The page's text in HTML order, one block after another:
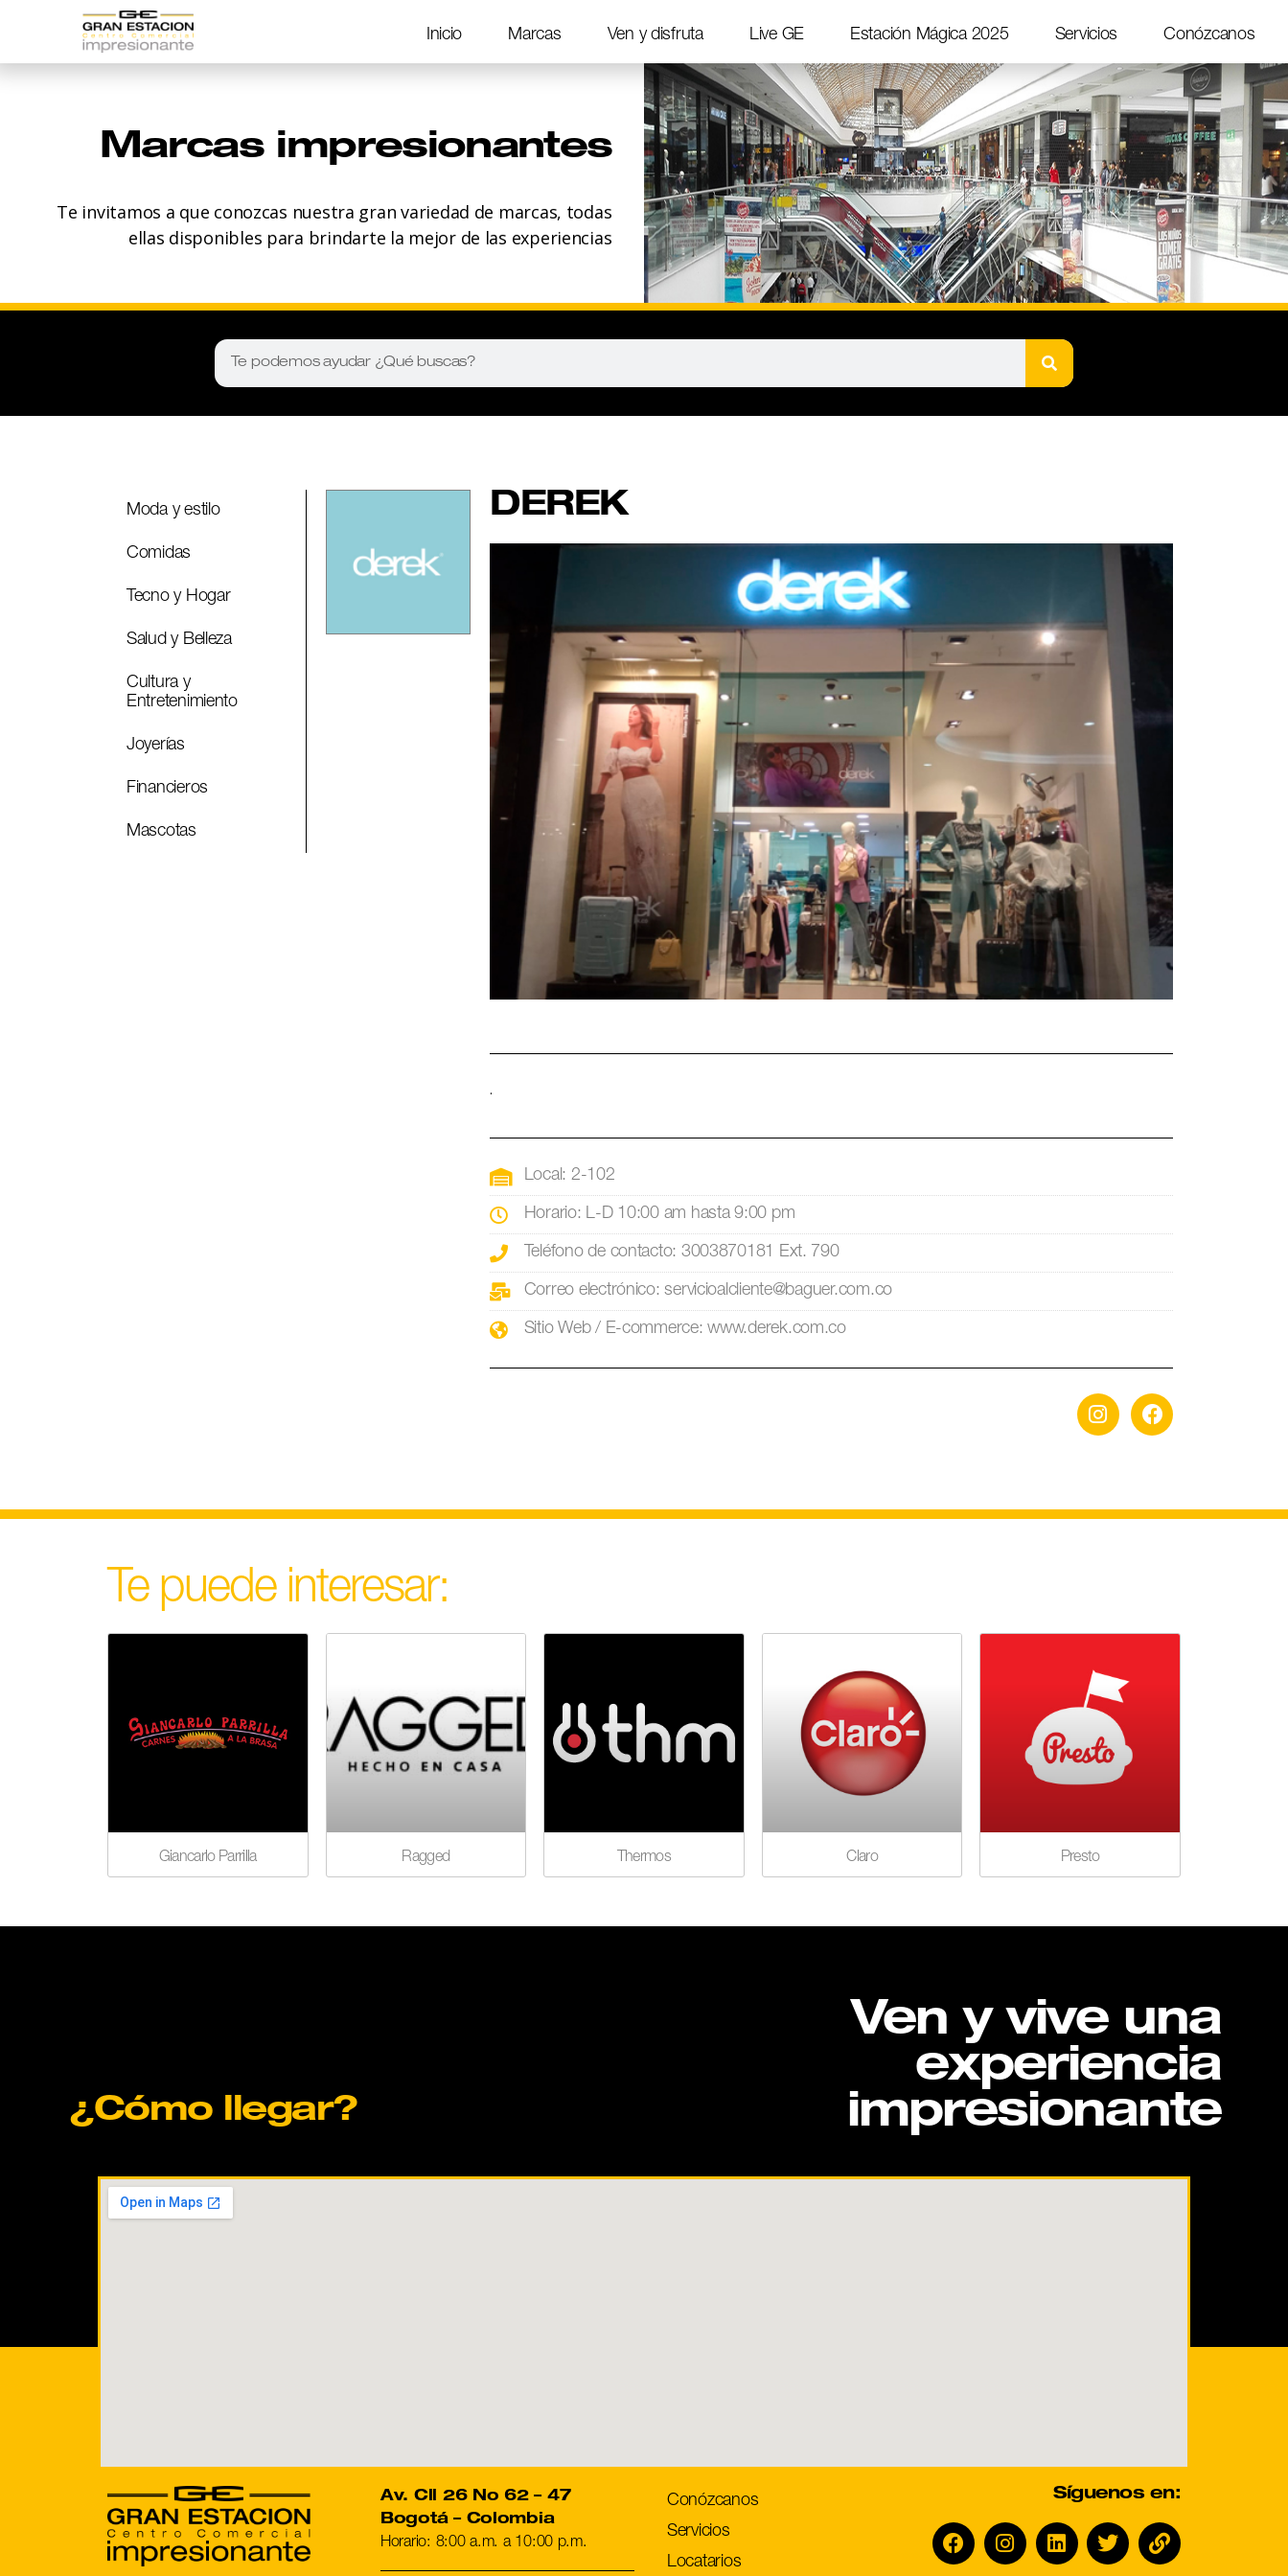
Inicio Marcas Ven y disfruta Live GE Estación Mágica 2025 Servicios Conózcanos
Marcas impresionantes
Te invitamos a que conozcas nuestra gran variedad de marcas, todas
ellas disponibles para brindarte la mejor de las experiencias
Moda y estilo
Comidas
Tecno y Hogar
Salud y Belleza
Cultura y
Entretenimiento
Joyerías
Financieros
Mascotas
DEREK
.
Local: 2-102
Horario: L-D 10:00 am hasta 9:00 pm
Teléfono de contacto: 3003870181 Ext. 790
Correo electrónico: servicioalcliente@baguer.com.co
Sitio Web / E-commerce: www.derek.com.co
Te puede interesar:
Giancarlo Parrilla Ragged Thermos Claro Presto
¿Cómo llegar?
Ven y vive una
experiencia
impresionante
Av. Cll 26 No 62 – 47
Bogotá – Colombia
Horario: 8:00 a.m. a 10:00 p.m.
Conózcanos
Servicios
Locatarios
Síguenos en: